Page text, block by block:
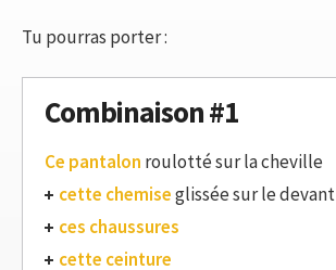
Tu pourras porter :
Combinaison #1
Ce pantalon roulotté sur la cheville
cette chemiseglissée sur le devant
ces chaussures
cette ceinture